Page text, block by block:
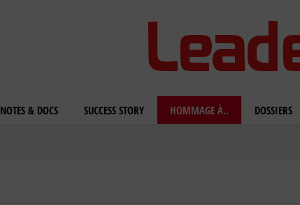
NOTES & DOCS SUCCESS STORY HOMMAGE À.. DOSSIERS